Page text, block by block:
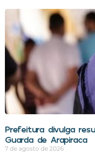
Prefeitura divulga
Guarda de Arapiraca
7 de agosto de 2026